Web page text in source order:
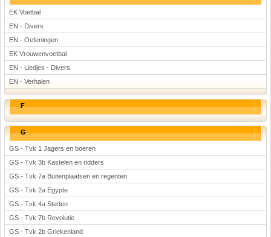
EK Voetbal
EN - Divers
EN - Oefeningen
EK Vrouwenvoetbal
EN - Liedjes - Divers
EN - Verhalen
F
G
GS - Tvk 1 Jagers en boeren
GS - Tvk 3b Kastelen en ridders
GS - Tvk 7a Buitenplaatsen en regenten
GS - Tvk 2a Egypte
GS - Tvk 4a Steden
GS - Tvk 7b Revolutie
GS - Tvk 2b Griekenland